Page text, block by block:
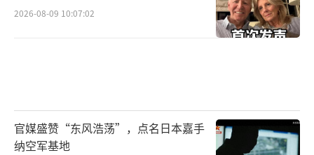
2026-08-09 10:07:02
官媒盛赞“东风浩荡”，点名日本嘉手
纳空军基地